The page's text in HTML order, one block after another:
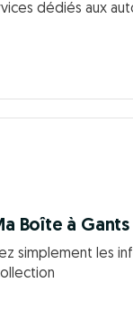
dédiés aux
Boîte à Gants
simplement les